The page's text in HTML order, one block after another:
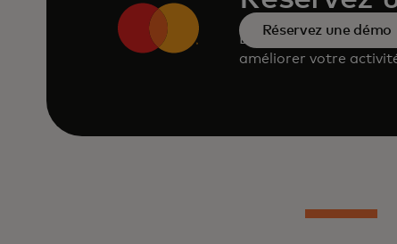
Demandez une
améliorer votre
Réservez une démo